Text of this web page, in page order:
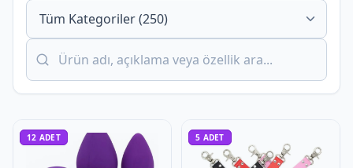
12 ADET 5 ADET